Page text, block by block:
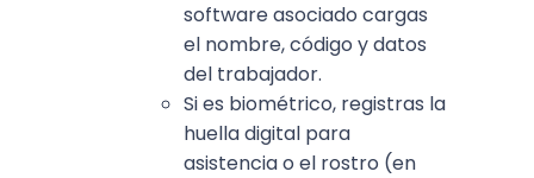
software asociado cargas
el nombre, código y datos
del trabajador.
Si es biométrico, registras la
huella digital para
asistencia o el rostro (en